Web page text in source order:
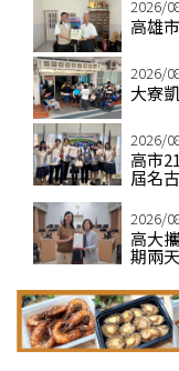
2026/
高雄
2026/
大寮
2026/
高市
屆名
2026/
高大
期兩